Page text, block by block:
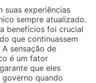
suas experiências
sempre atualizado.
benefícios foi crucial
que continuassem
sensação de
é um fator
que eles
quando